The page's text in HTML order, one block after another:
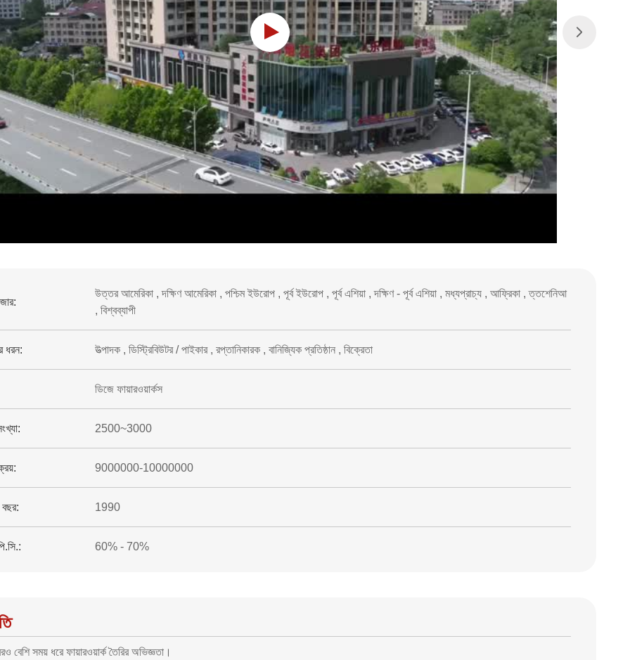
উত্তর আমেরিকা , দক্ষিণ আমেরিকা , পশ্চিম ইউরোপ , পূর্ব ইউরোপ , পূর্ব এশিয়া , দক্ষিণ - পূর্ব এশিয়া , মধ্যপ্রাচ্য , আফ্রিকা , ত্তশেনিআ
, বিশ্বব্যাপী
ধরন: উত্পাদক , ডিস্ট্রিবিউটর / পাইকার , রপ্তানিকারক , বানিজ্যিক প্রতিষ্ঠান , বিক্রেতা
ডিজে ফায়ারওয়ার্কস
2500~3000
9000000-10000000
বছর: 1990
60% - 70%
বেশি সময় ধরে ফায়ারওয়ার্ক তৈরির অভিজ্ঞতা।